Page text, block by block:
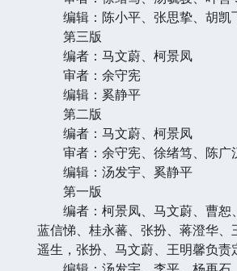
编辑：陈小平、张思挚、胡凯
第三版
编者：马文蔚、柯景凤
审者：余守宪
编辑：奚静平
第二版
编者：马文蔚、柯景凤
审者：余守宪、徐绪笃、陈广
编辑：汤发宇、奚静平
第一版
编者：柯景凤、马文蔚、曹恕
蓝信悌、桂永蕃、张扮、蒋澄华、
遥生，张扮、马文蔚、王明馨负责